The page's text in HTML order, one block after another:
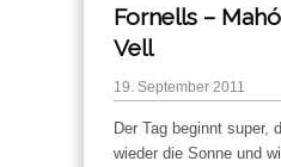
Fornells –
Vell
19. September 2011
Der Tag beginnt super,
wieder die Sonne und